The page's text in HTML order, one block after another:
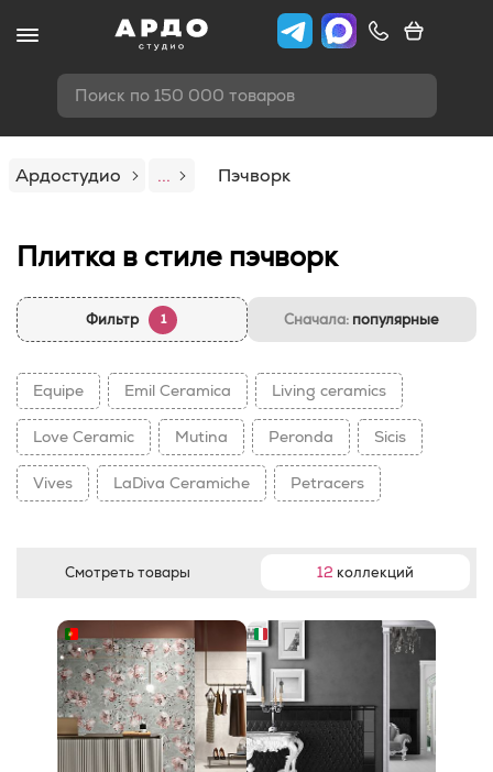
Поиск по 150 000 товаров
Ардостудио ... Пэчворк
Плитка в стиле пэчворк
Фильтр 1 Сначала: популярные
Equipe Emil Ceramica Living ceramics
Love Ceramic Mutina Peronda Sicis
Vives LaDiva Сeramiche Petracers
Смотреть товары 12 коллекций